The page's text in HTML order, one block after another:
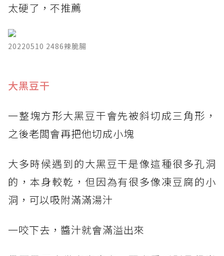
太硬了，不推薦
20220510 2486辣脆腸
​大黑豆干
一整塊方形大黑豆干會先被斜切成三角形，
之後老闆會再把他切成小塊
大多時候遇到的大黑豆干是像這種很多孔洞
的，本身較乾，但因為有很多像凍豆腐的小
洞，可以吸附滿滿湯汁
一咬下去，醬汁就會滿溢出來